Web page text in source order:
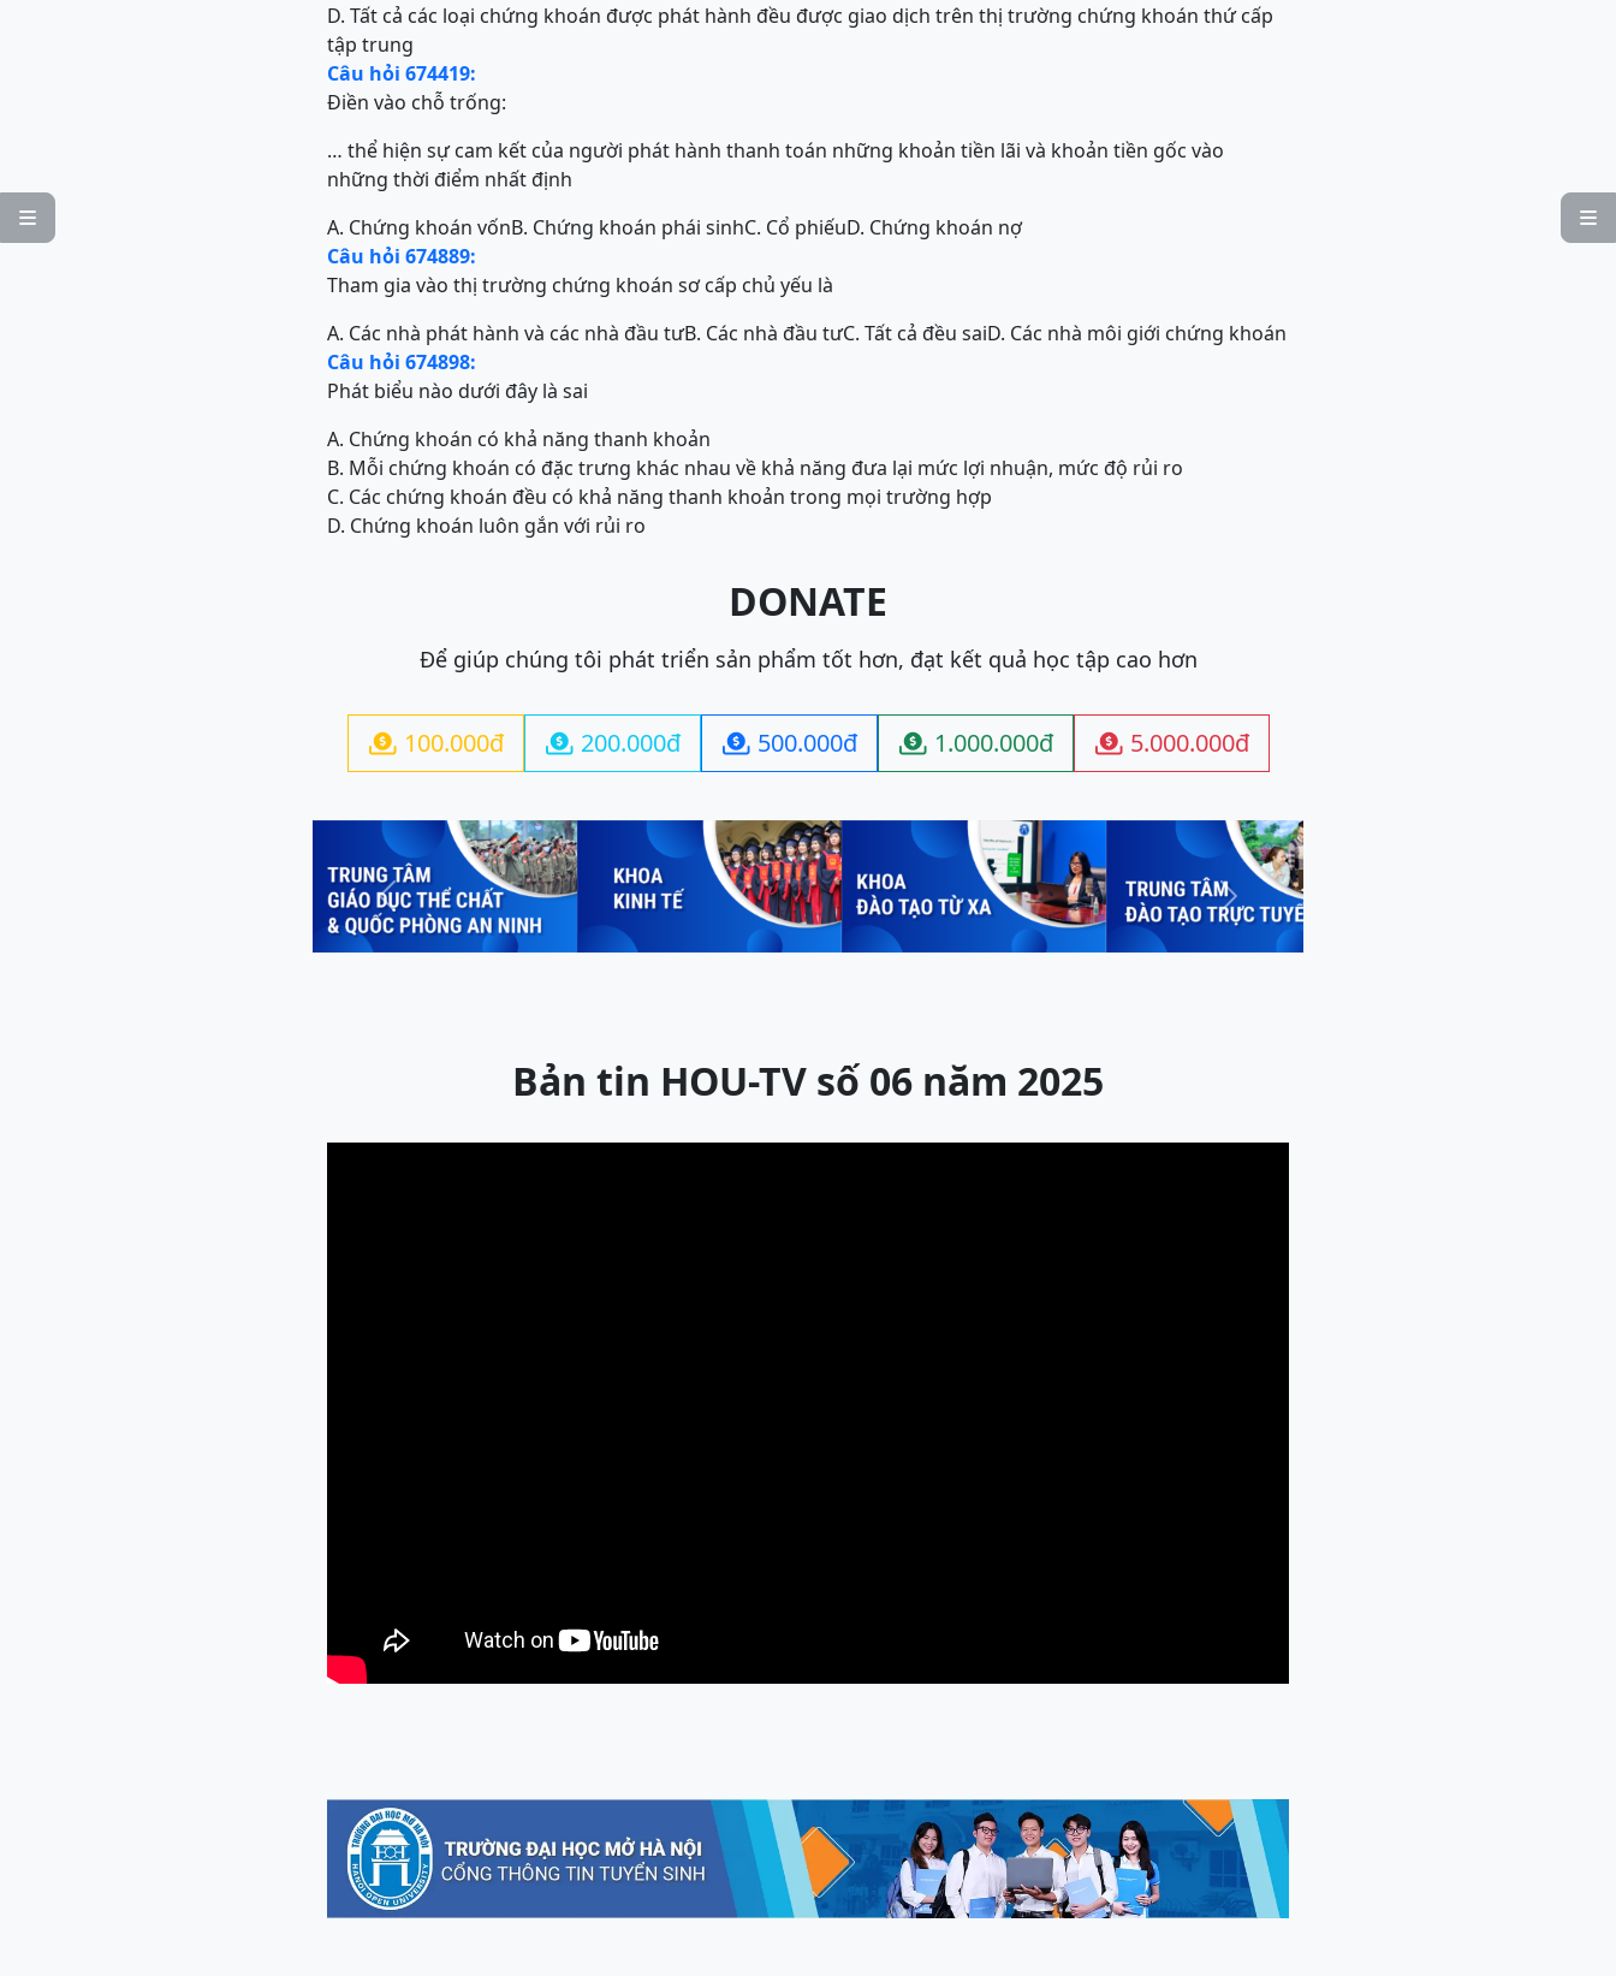


D. Tất cả các loại chứng khoán được phát hành đều được giao dịch trên thị trường chứng khoán thứ cấp
tập trung
Câu hỏi 674419:
Điền vào chỗ trống:
… thể hiện sự cam kết của người phát hành thanh toán những khoản tiền lãi và khoản tiền gốc vào
những thời điểm nhất định
A. Chứng khoán vốnB. Chứng khoán phái sinhC. Cổ phiếuD. Chứng khoán nợ
Câu hỏi 674889:
Tham gia vào thị trường chứng khoán sơ cấp chủ yếu là
A. Các nhà phát hành và các nhà đầu tưB. Các nhà đầu tưC. Tất cả đều saiD. Các nhà môi giới chứng khoán
Câu hỏi 674898:
Phát biểu nào dưới đây là sai
A. Chứng khoán có khả năng thanh khoản
B. Mỗi chứng khoán có đặc trưng khác nhau về khả năng đưa lại mức lợi nhuận, mức độ rủi ro
C. Các chứng khoán đều có khả năng thanh khoản trong mọi trường hợp
D. Chứng khoán luôn gắn với rủi ro
DONATE
Để giúp chúng tôi phát triển sản phẩm tốt hơn, đạt kết quả học tập cao hơn
 100.000đ  200.000đ  500.000đ  1.000.000đ  5.000.000đ
Previous Next
Bản tin HOU-TV số 06 năm 2025